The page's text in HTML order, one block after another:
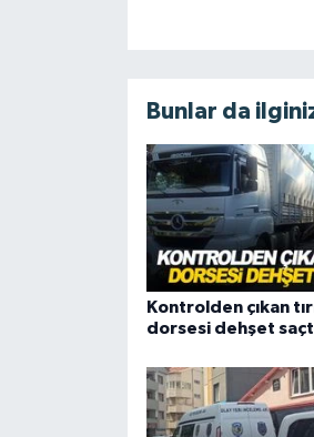
Bunlar da
Kontrolden çıkan
dorsesi dehşet